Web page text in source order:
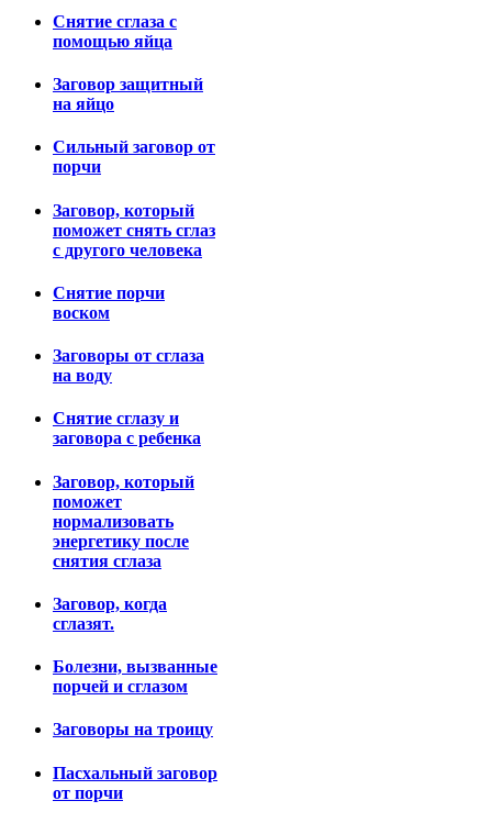
Снятие сглаза с
помощью яйца
Заговор защитный
на яйцо
Сильный заговор от
порчи
Заговор, который
поможет снять сглаз
с другого человека
Снятие порчи
воском
Заговоры от сглаза
на воду
Снятие сглазу и
заговора с ребенка
Заговор, который
поможет
нормализовать
энергетику после
снятия сглаза
Заговор, когда
сглазят.
Болезни, вызванные
порчей и сглазом
Заговоры на троицу
Пасхальный заговор
от порчи